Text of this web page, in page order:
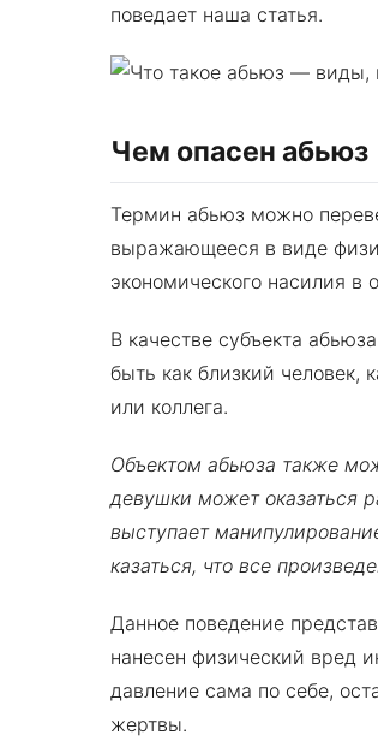
поведает наша статья.
Чем опасен абьюз
Термин абьюз можно
выражающееся в виде
экономического насилия в
В качестве субъекта
быть как близкий человек,
или коллега.
Объектом абьюза также
девушки может оказаться
выступает
казаться, что все
Данное поведение
нанесен физический вред
давление сама по себе,
жертвы.